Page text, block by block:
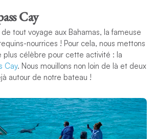
Cay
tout voyage aux Bahamas, la fameuse
nourrices ! Pour cela, nous mettons
plus célèbre pour cette activité : la
Cay. Nous mouillons non loin de là et deux
autour de notre bateau !